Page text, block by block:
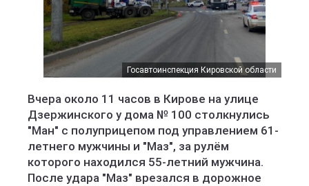
Госавтоинспекция Кировской области
Вчера около 11 часов в Кирове на улице
Дзержинского у дома № 100 столкнулись
"Ман" с полуприцепом под управлением 61-
летнего мужчины и "Маз", за рулём
которого находился 55-летний мужчина.
После удара "Маз" врезался в дорожное